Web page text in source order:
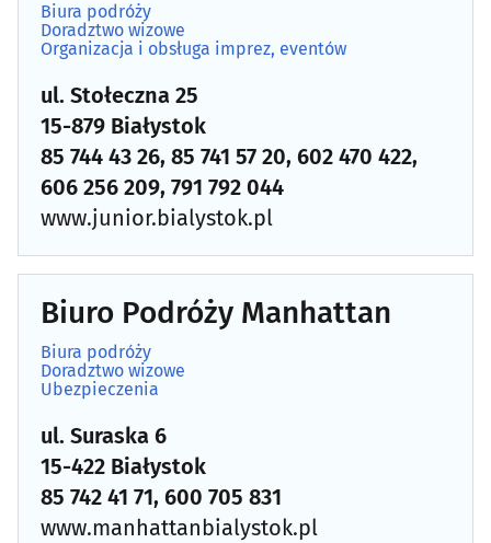
Pożyczki, kredyty, lokaty
Przekazy pieniężne (2)
Rachunkowość - usługi(166)
Rzeczoznawcy(26)
Szkolenia dla biznesu(41)
Tłumacze przysięgli, tłumaczenia (60)
Ubezpieczenia(104)
Biura podróży
Doradztwo wizowe
Organizacja i obsługa imprez, eventów
ul. Stołeczna 25
15-879 Białystok
85 744 43 26, 85 741 57 20, 602 470 422,
606 256 209, 791 792 044
www.junior.bialystok.pl
Biuro Podróży Manhattan
Biura podróży
Doradztwo wizowe
Ubezpieczenia
ul. Suraska 6
15-422 Białystok
85 742 41 71, 600 705 831
www.manhattanbialystok.pl